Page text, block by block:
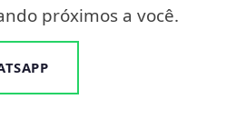
próximos a você.